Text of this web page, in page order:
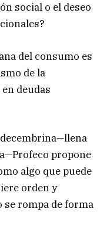
social o el deseo
del consumo es
de la
deudas
propone
algo que puede
orden y
rompa de forma